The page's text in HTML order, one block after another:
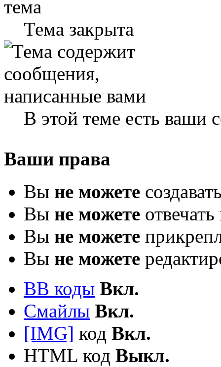
Тема закрыта
В этой теме есть ваши
Ваши права
Вы не можете
Вы не можете
Вы не можете
Вы не можете
BB коды Вкл.
Смайлы Вкл.
[IMG] код Вкл.
HTML код Выкл.